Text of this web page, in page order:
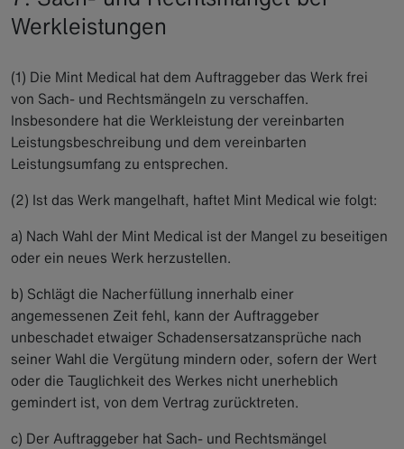
Werkleistungen
(1) Die Mint Medical hat dem Auftraggeber das Werk frei
von Sach- und Rechtsmängeln zu verschaffen.
Insbesondere hat die Werkleistung der vereinbarten
Leistungsbeschreibung und dem vereinbarten
Leistungsumfang zu entsprechen.
(2) Ist das Werk mangelhaft, haftet Mint Medical wie folgt:
a) Nach Wahl der Mint Medical ist der Mangel zu beseitigen
oder ein neues Werk herzustellen.
b) Schlägt die Nacherfüllung innerhalb einer
angemessenen Zeit fehl, kann der Auftraggeber
unbeschadet etwaiger Schadensersatzansprüche nach
seiner Wahl die Vergütung mindern oder, sofern der Wert
oder die Tauglichkeit des Werkes nicht unerheblich
gemindert ist, von dem Vertrag zurücktreten.
c) Der Auftraggeber hat Sach- und Rechtsmängel